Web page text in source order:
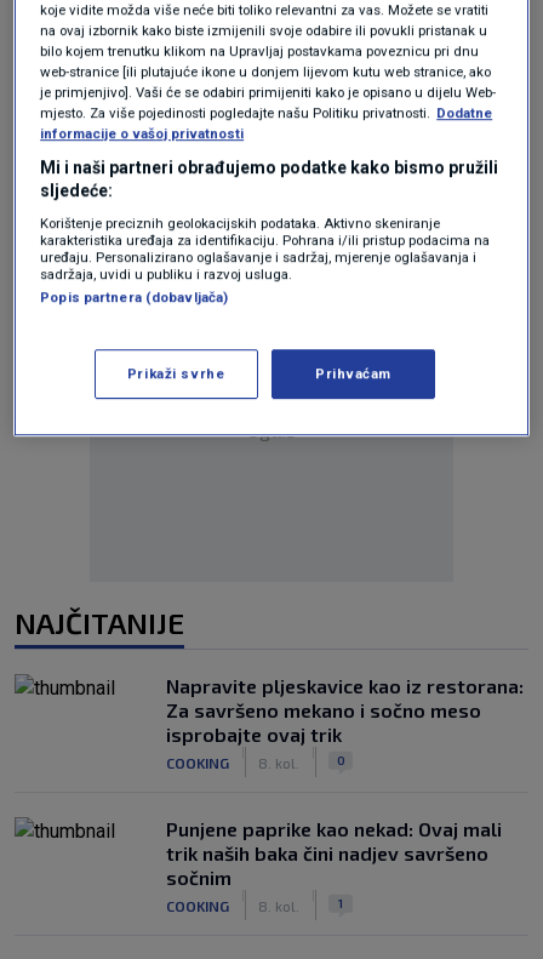
Oglas
Oglas
NAJČITANIJE
Napravite pljeskavice kao iz restorana:
Za savršeno mekano i sočno meso
isprobajte ovaj trik
COOKING 8. kol. 0
Punjene paprike kao nekad: Ovaj mali
trik naših baka čini nadjev savršeno
sočnim
COOKING 8. kol. 1
koje vidite možda više neće biti toliko relevantni za vas. Možete se vratiti
na ovaj izbornik kako biste izmijenili svoje odabire ili povukli pristanak u
bilo kojem trenutku klikom na Upravljaj postavkama poveznicu pri dnu
web-stranice [ili plutajuće ikone u donjem lijevom kutu web stranice, ako
je primjenjivo]. Vaši će se odabiri primijeniti kako je opisano u dijelu Web-
mjesto. Za više pojedinosti pogledajte našu Politiku privatnosti. Dodatne
informacije o vašoj privatnosti
Mi i naši partneri obrađujemo podatke kako bismo pružili
sljedeće:
Korištenje preciznih geolokacijskih podataka. Aktivno skeniranje
karakteristika uređaja za identifikaciju. Pohrana i/ili pristup podacima na
uređaju. Personalizirano oglašavanje i sadržaj, mjerenje oglašavanja i
sadržaja, uvidi u publiku i razvoj usluga.
Popis partnera (dobavljača)
Prikaži svrhe Prihvaćam